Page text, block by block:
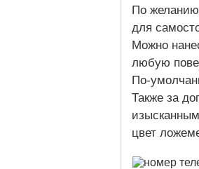
По желанию
для
Можно
любую
По-
Также за
цвет